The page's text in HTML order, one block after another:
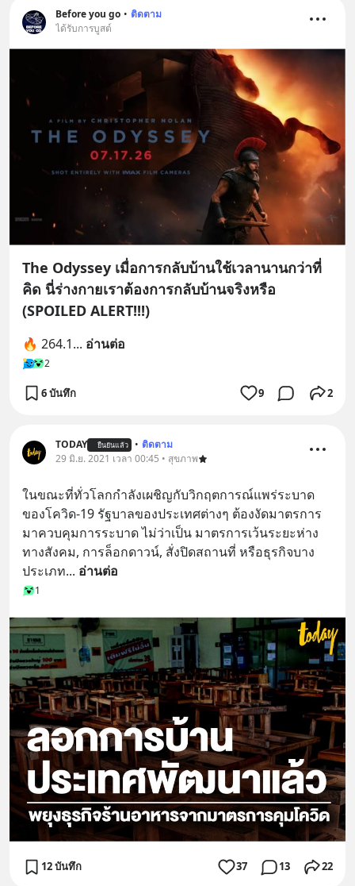
Before you go • ติดตาม
ได้รับการบูสต์
The Odyssey เมื่อการกลับบ้านใช้เวลานานกว่าที่
คิด นี่ร่างกายเราต้องการกลับบ้านจริงหรือ
(SPOILED ALERT!!!)
🔥 264.1... อ่านต่อ
2
6 บันทึก 9 2
TODAY ยืนยันแล้ว • ติดตาม
29 มิ.ย. 2021 เวลา 00:45 • สุขภาพ
ในขณะที่ทั่วโลกกำลังเผชิญกับวิกฤตการณ์แพร่ระบาด
ของโควิด-19 รัฐบาลของประเทศต่างๆ ต้องงัดมาตรการ
มาควบคุมการระบาด ไม่ว่าเป็น มาตรการเว้นระยะห่าง
ทางสังคม, การล็อกดาวน์, สั่งปิดสถานที่ หรือธุรกิจบาง
ประเภท... อ่านต่อ
1
12 บันทึก 37 13 22